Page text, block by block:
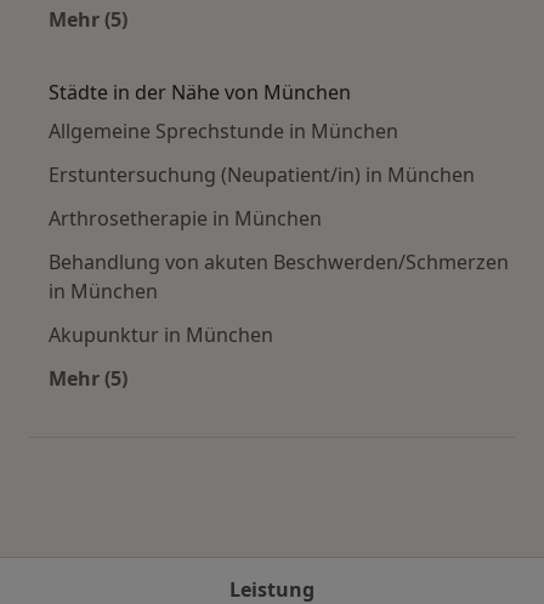
Mehr (5)
Städte in der Nähe von München
Allgemeine Sprechstunde in München
Erstuntersuchung (Neupatient/in) in München
Arthrosetherapie in München
Behandlung von akuten Beschwerden/Schmerzen
in München
Akupunktur in München
Mehr (5)
Leistung